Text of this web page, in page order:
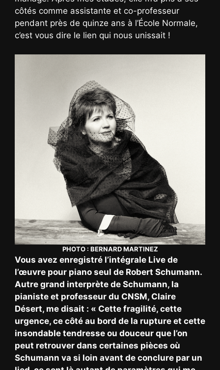
côtés comme assistante et co-professeur
pendant près de quinze ans à l’École Normale,
c’est vous dire le lien qui nous unissait !
PHOTO : BERNARD MARTINEZ
Vous avez enregistré l’intégrale Live de
l’œuvre pour piano seul de Robert Schumann.
Autre grand interprète de Schumann, la
pianiste et professeur du CNSM, Claire
Désert, me disait : « Cette fragilité, cette
urgence, ce côté au bord de la rupture et cette
insondable tendresse ou douceur que l’on
peut retrouver dans certaines pièces où
Schumann va si loin avant de conclure par un